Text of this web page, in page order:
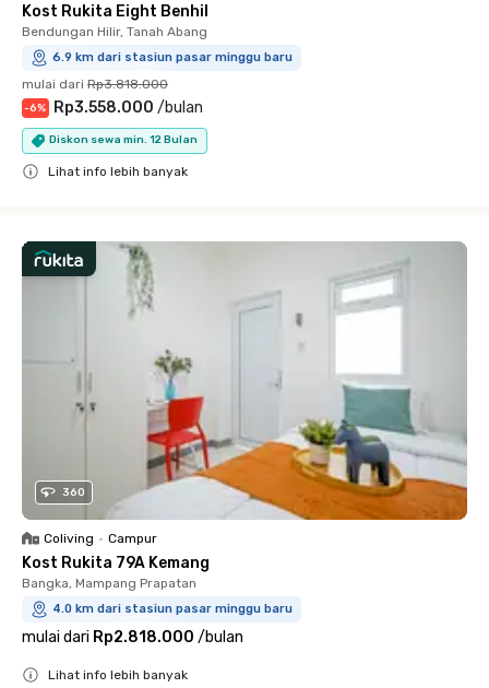
Kost Rukita Eight Benhil
Bendungan Hilir, Tanah Abang
6.9 km dari stasiun pasar minggu baru
mulai dari Rp3.818.000
-6% Rp3.558.000 /bulan
Diskon sewa min. 12 Bulan
Lihat info lebih banyak
360
Coliving • Campur
Kost Rukita 79A Kemang
Bangka, Mampang Prapatan
4.0 km dari stasiun pasar minggu baru
mulai dari Rp2.818.000 /bulan
Lihat info lebih banyak